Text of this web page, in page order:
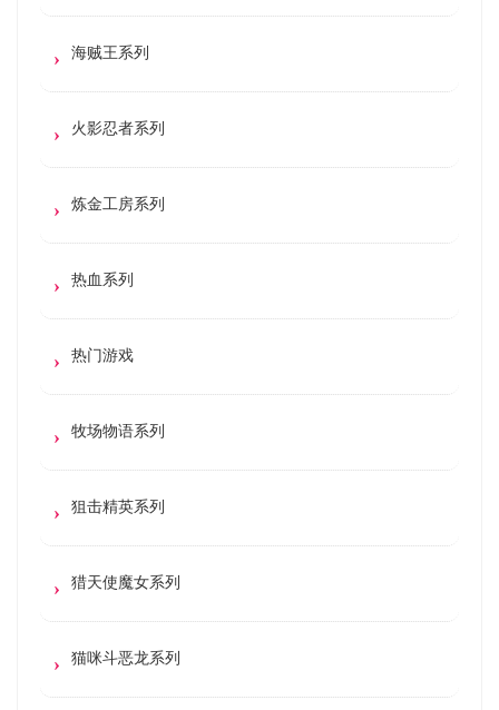
海贼王系列
火影忍者系列
炼金工房系列
热血系列
热门游戏
牧场物语系列
狙击精英系列
猎天使魔女系列
猫咪斗恶龙系列